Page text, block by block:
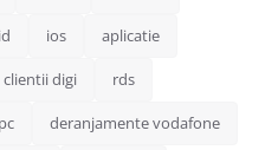
ios aplicatie
clientii digi rds
deranjamente vodafone